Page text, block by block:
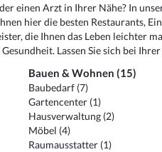
einen Arzt in Ihrer Nähe? In
hier die besten Restaurants,
die Ihnen das Leben leichter
Lassen Sie sich bei
Bauen & Wohnen (15)
Baubedarf (7)
Gartencenter (1)
Hausverwaltung (2)
Möbel (4)
Raumausstatter (1)